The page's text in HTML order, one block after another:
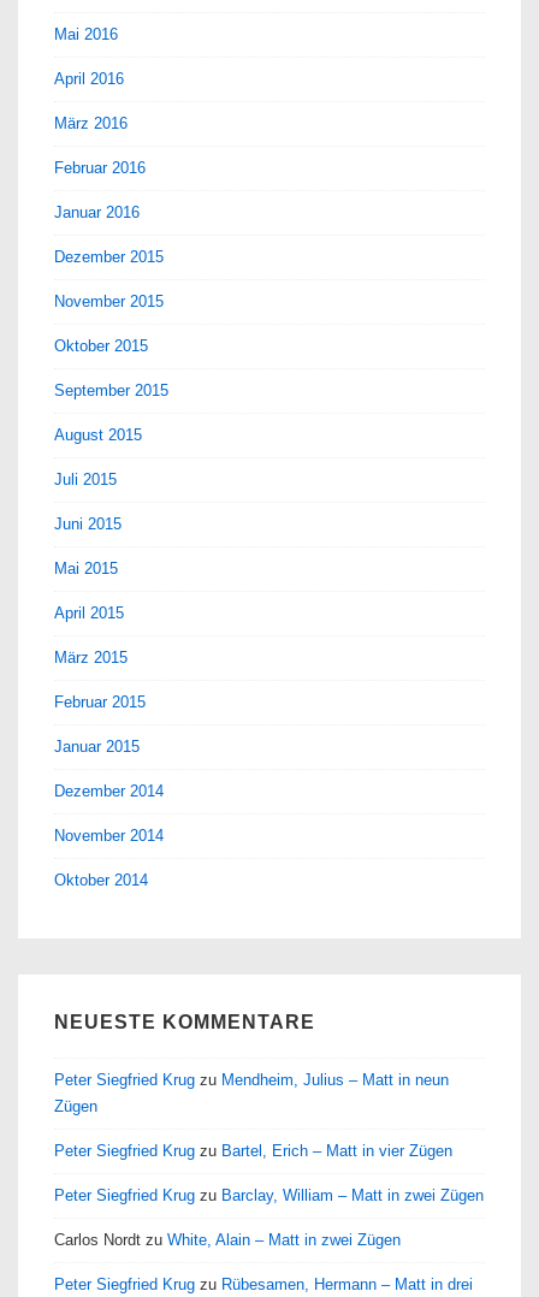
Mai 2016
April 2016
März 2016
Februar 2016
Januar 2016
Dezember 2015
November 2015
Oktober 2015
September 2015
August 2015
Juli 2015
Juni 2015
Mai 2015
April 2015
März 2015
Februar 2015
Januar 2015
Dezember 2014
November 2014
Oktober 2014
NEUESTE KOMMENTARE
Peter Siegfried Krug zu Mendheim, Julius – Matt in neun
Zügen
Peter Siegfried Krug zu Bartel, Erich – Matt in vier Zügen
Peter Siegfried Krug zu Barclay, William – Matt in zwei Zügen
Carlos Nordt zu White, Alain – Matt in zwei Zügen
Peter Siegfried Krug zu Rübesamen, Hermann – Matt in drei